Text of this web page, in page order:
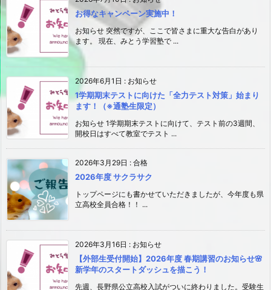
お得なキャンペーン実施中！
お知らせ 突然ですが、ここで皆さまに重大な告白があり
ます。 現在、みとう学習塾で ...
2026年6月1日 : お知らせ
1学期期末テストに向けた「全力テスト対策」始まり
ます！（※通塾生限定）
お知らせ 1学期期末テストに向けて、テスト前の3週間、
開校日はすべて教室でテスト ...
2026年3月29日 : 合格
2026年度 サクラサク
トップページにも書かせていただきましたが、今年度も県
立高校全員合格！！ ...
2026年3月16日 : お知らせ
【外部生受付開始】2026年度 春期講習のお知らせ🌸
新学年のスタートダッシュを描こう！
先週、長野県公立高校入試がついに終わりました。受験生